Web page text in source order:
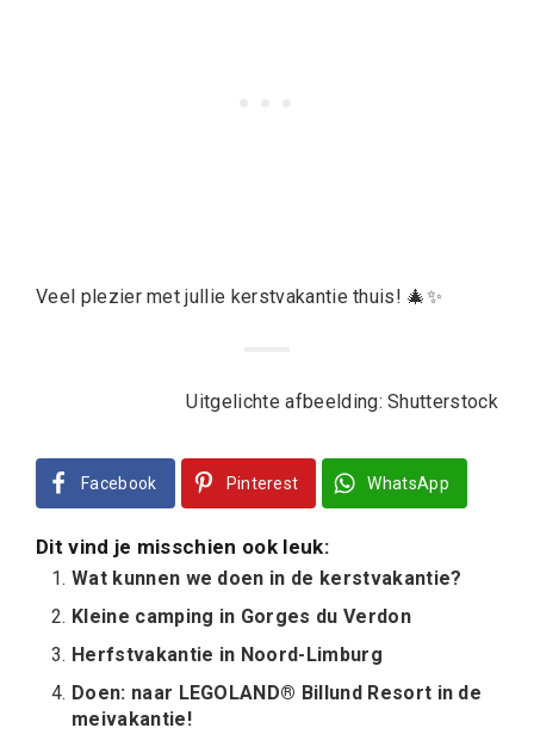
Veel plezier met jullie kerstvakantie thuis! 🎄✨
Uitgelichte afbeelding: Shutterstock
Facebook Pinterest WhatsApp
Dit vind je misschien ook leuk:
Wat kunnen we doen in de kerstvakantie?
Kleine camping in Gorges du Verdon
Herfstvakantie in Noord-Limburg
Doen: naar LEGOLAND® Billund Resort in de
meivakantie!